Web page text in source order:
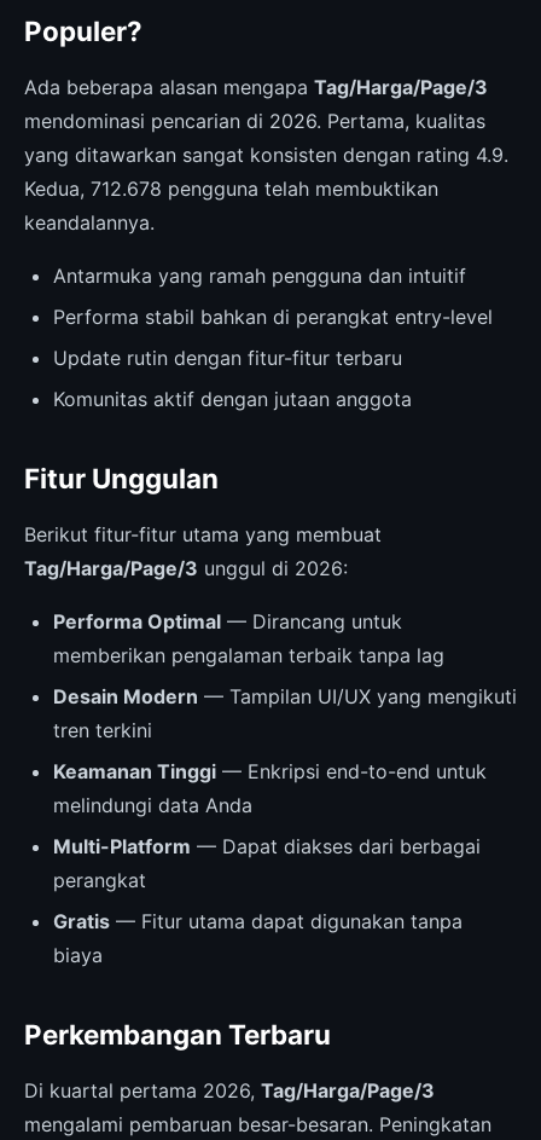
Populer?
Ada beberapa alasan mengapa Tag/Harga/Page/3
mendominasi pencarian di 2026. Pertama, kualitas
yang ditawarkan sangat konsisten dengan rating 4.9.
Kedua, 712.678 pengguna telah membuktikan
keandalannya.
Antarmuka yang ramah pengguna dan intuitif
Performa stabil bahkan di perangkat entry-level
Update rutin dengan fitur-fitur terbaru
Komunitas aktif dengan jutaan anggota
Fitur Unggulan
Berikut fitur-fitur utama yang membuat
Tag/Harga/Page/3 unggul di 2026:
Performa Optimal — Dirancang untuk
memberikan pengalaman terbaik tanpa lag
Desain Modern — Tampilan UI/UX yang mengikuti
tren terkini
Keamanan Tinggi — Enkripsi end-to-end untuk
melindungi data Anda
Multi-Platform — Dapat diakses dari berbagai
perangkat
Gratis — Fitur utama dapat digunakan tanpa
biaya
Perkembangan Terbaru
Di kuartal pertama 2026, Tag/Harga/Page/3
mengalami pembaruan besar-besaran. Peningkatan